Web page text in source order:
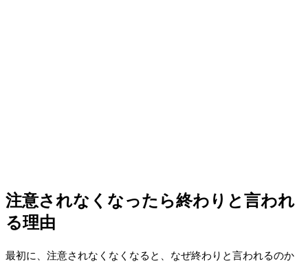
注意されなくなったら終わりと言われ
る理由
最初に、注意されなくなくなると、なぜ終わりと言われるのか